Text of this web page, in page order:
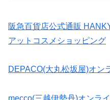
阪急百貨店公式通販
アットコスメショッピング
DEPACO(大丸松坂屋)オン